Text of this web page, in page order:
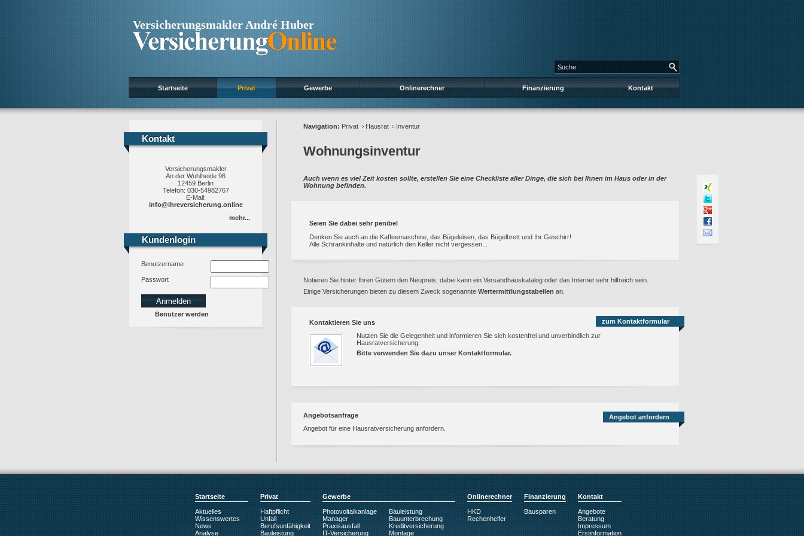
Versicherungsmakler André Huber
Startseite Privat Gewerbe Onlinerechner Finanzierung Kontakt
Kontakt
Kontakt
Versicherungsmakler
An der Wuhlheide 96
12459 Berlin
Telefon: 030-54982767
E-Mail:
info@ihreversicherung.online
mehr...
Kundenlogin
Kundenlogin
Benutzername
Passwort
Benutzer werden
Navigation: Privat Hausrat Inventur
Wohnungsinventur
Auch wenn es viel Zeit kosten sollte, erstellen Sie eine Checkliste aller Dinge, die sich bei Ihnen im Haus oder in der
Wohnung befinden.
Seien Sie dabei sehr penibel
Denken Sie auch an die Kaffeemaschine, das Bügeleisen, das Bügelbrett und Ihr Geschirr!
Alle Schrankinhalte und natürlich den Keller nicht vergessen...
Notieren Sie hinter Ihren Gütern den Neupreis; dabei kann ein Versandhauskatalog oder das Internet sehr hilfreich sein.
Einige Versicherungen bieten zu diesem Zweck sogenannte Wertermittlungstabellen an.
Kontaktieren Sie uns
Nutzen Sie die Gelegenheit und informieren Sie sich kostenfrei und unverbindlich zur
Hausratversicherung.
Bitte verwenden Sie dazu unser Kontaktformular.
zum Kontaktformular
Angebotsanfrage
Angebot für eine Hausratversicherung anfordern.
Angebot anfordern
Startseite
Aktuelles
Wissenswertes
News
Analyse
Privat
Haftpflicht
Unfall
Berufsunfähigkeit
Bauleistung
Gewerbe
Photovoltaikanlage
Manager
Praxisausfall
IT-Versicherung
Bauleistung
Bauunterbrechung
Kreditversicherung
Montage
Onlinerechner
HKD
Rechenhelfer
Finanzierung
Bausparen
Kontakt
Angebote
Beratung
Impressum
Erstinformation